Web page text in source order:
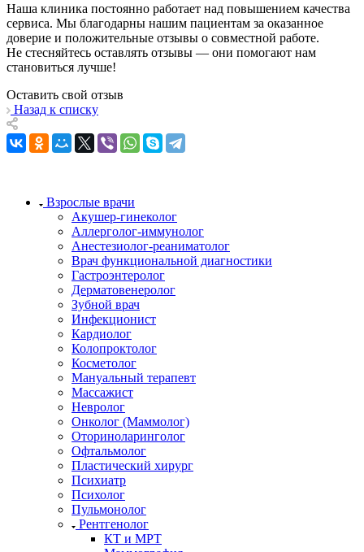
Наша клиника постоянно работает над повышением качества
сервиса. Мы благодарны нашим пациентам за оказанное
доверие и положительные отзывы о совместной работе.
Не стесняйтесь оставлять отзывы — они помогают нам
становиться лучше!
Оставить свой отзыв
Назад к списку
Взрослые врачи
Акушер-гинеколог
Аллерголог-иммунолог
Анестезиолог-реаниматолог
Врач функциональной диагностики
Гастроэнтеролог
Дерматовенеролог
Зубной врач
Инфекционист
Кардиолог
Колопроктолог
Косметолог
Мануальный терапевт
Массажист
Невролог
Онколог (Маммолог)
Оториноларинголог
Офтальмолог
Пластический хирург
Психиатр
Психолог
Пульмонолог
Рентгенолог
КТ и МРТ